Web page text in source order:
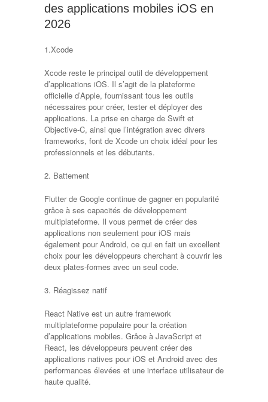
des applications mobiles iOS en
2026
1.Xcode
Xcode reste le principal outil de développement
d’applications iOS. Il s’agit de la plateforme
officielle d’Apple, fournissant tous les outils
nécessaires pour créer, tester et déployer des
applications. La prise en charge de Swift et
Objective-C, ainsi que l’intégration avec divers
frameworks, font de Xcode un choix idéal pour les
professionnels et les débutants.
2. Battement
Flutter de Google continue de gagner en popularité
grâce à ses capacités de développement
multiplateforme. Il vous permet de créer des
applications non seulement pour iOS mais
également pour Android, ce qui en fait un excellent
choix pour les développeurs cherchant à couvrir les
deux plates-formes avec un seul code.
3. Réagissez natif
React Native est un autre framework
multiplateforme populaire pour la création
d’applications mobiles. Grâce à JavaScript et
React, les développeurs peuvent créer des
applications natives pour iOS et Android avec des
performances élevées et une interface utilisateur de
haute qualité.